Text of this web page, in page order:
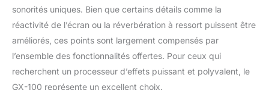
sonorités uniques. Bien que certains détails comme la
réactivité de l’écran ou la réverbération à ressort puissent être
améliorés, ces points sont largement compensés par
l’ensemble des fonctionnalités offertes. Pour ceux qui
recherchent un processeur d’effets puissant et polyvalent, le
GX-100 représente un excellent choix.